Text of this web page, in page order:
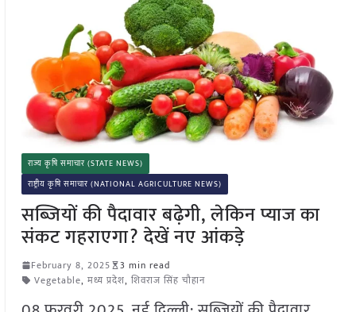
राज्य कृषि समाचार (STATE NEWS)
राष्ट्रीय कृषि समाचार (NATIONAL AGRICULTURE NEWS)
सब्जियों की पैदावार बढ़ेगी, लेकिन प्याज का
संकट गहराएगा? देखें नए आंकड़े
February 8, 2025
3 min read
Vegetable, मध्य प्रदेश, शिवराज सिंह चौहान